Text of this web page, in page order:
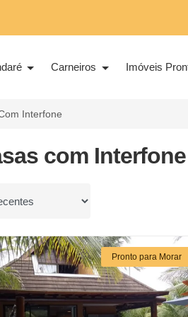
Carneiros Imóveis
Interfone
com
Pronto para Morar